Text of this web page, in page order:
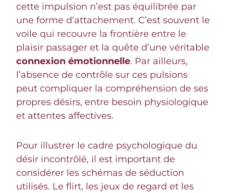
cette impulsion n’est pas équilibrée par
une forme d’attachement. C’est souvent le
voile qui recouvre la frontière entre le
plaisir passager et la quête d’une véritable
connexion émotionnelle. Par ailleurs,
l’absence de contrôle sur ces pulsions
peut compliquer la compréhension de ses
propres désirs, entre besoin physiologique
et attentes affectives.
Pour illustrer le cadre psychologique du
désir incontrôlé, il est important de
considérer les schémas de séduction
utilisés. Le flirt, les jeux de regard et les